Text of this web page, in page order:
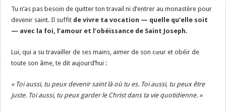
Tu n’as pas besoin de quitter ton travail ni d’entrer au monastère pour
devenir saint. Il suffit de vivre ta vocation — quelle qu’elle soit
— avec la foi, l’amour et l’obéissance de Saint Joseph.
Lui, qui a su travailler de ses mains, aimer de son cœur et obéir de
toute son âme, te dit aujourd’hui :
« Toi aussi, tu peux devenir saint là où tu es. Toi aussi, tu peux être
juste. Toi aussi, tu peux garder le Christ dans ta vie quotidienne. »